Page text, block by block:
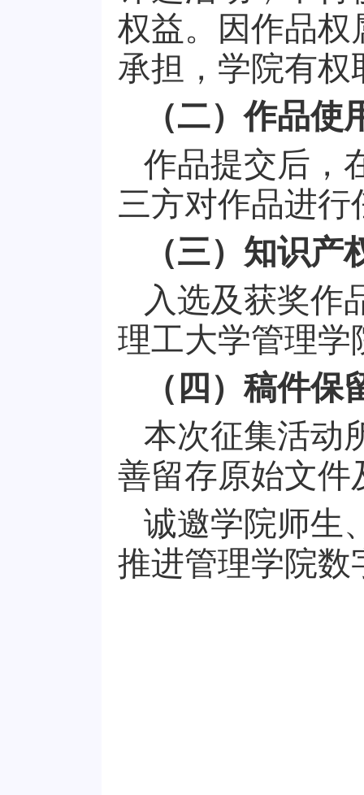
权益。因作品权
承担，学院有权
（二）作品使
作品提交后，
三方对作品进
（三）知识产
入选及获奖作
理工大学管理学
（四）稿件保
本次征集活动
善留存原始文件
诚邀学院师生
推进管理学院数